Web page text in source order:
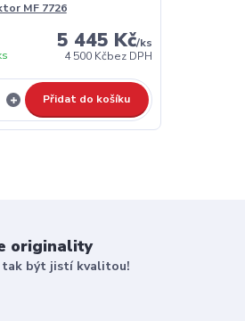
MF 7726
5 445 Kč/ks
4 500 Kčbez DPH
Přidat do košíku
originality
tak být jistí kvalitou!